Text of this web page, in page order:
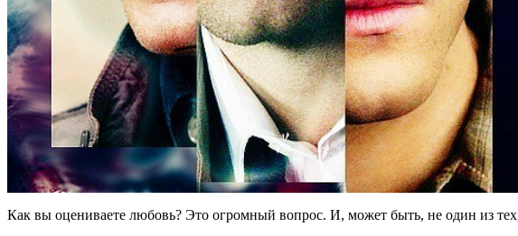
Как вы оцениваете любовь? Это огромный вопрос. И, может быть, не один из